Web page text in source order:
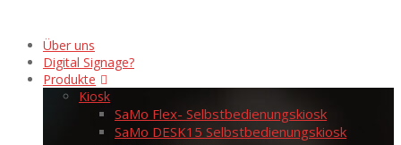
Über uns
Digital Signage?
Produkte
Kiosk
SaMo Flex- Selbstbedienungskiosk
SaMo DESK15 Selbstbedienungskiosk